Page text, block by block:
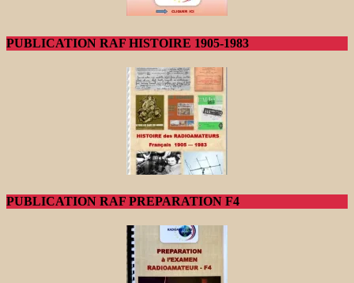
PUBLICATION RAF HISTOIRE 1905-1983
PUBLICATION RAF PREPARATION F4